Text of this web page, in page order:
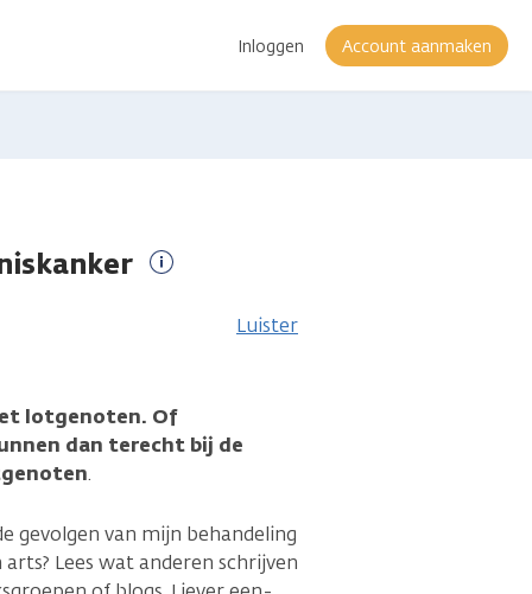
Inloggen Account aanmaken
informatieLuister
lotgenoten. Of
dan terecht bij de
.
gevolgen van mijn behandeling
Lees wat anderen schrijven